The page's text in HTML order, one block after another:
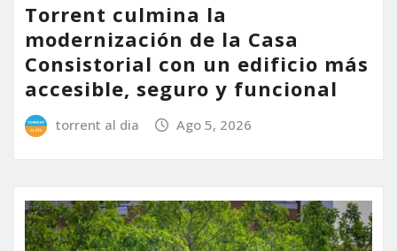
Torrent culmina la
modernización de la Casa
Consistorial con un edificio más
accesible, seguro y funcional
torrent al dia Ago 5, 2026